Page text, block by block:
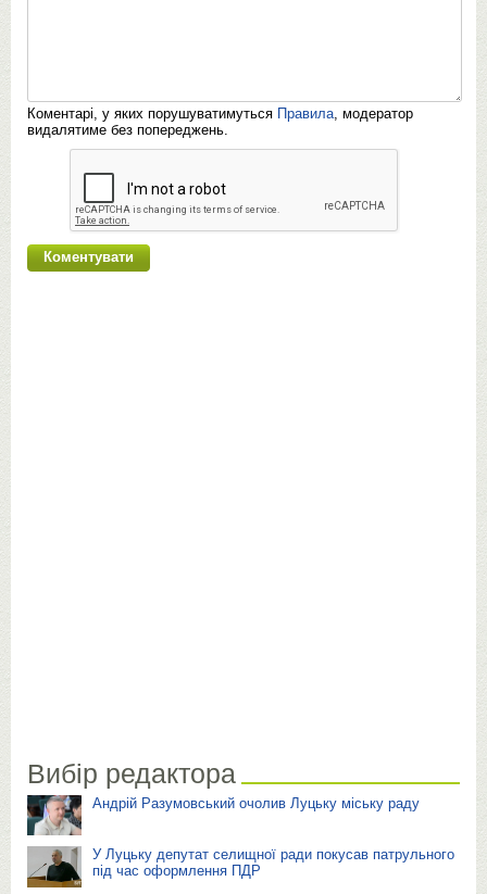
Коментарі, у яких порушуватимуться Правила , модератор
видалятиме без попереджень.
Вибір редактора
Андрій Разумовський очолив Луцьку міську раду
У Луцьку депутат селищної ради покусав патрульного
під час оформлення ПДР